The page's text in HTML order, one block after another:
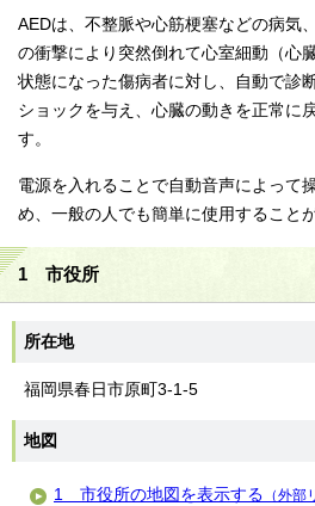
AEDは、不整脈や心筋梗塞などの病気
の衝撃により突然倒れて心室細動（心
状態になった傷病者に対し、自動で診
ショックを与え、心臓の動きを正常に
す。
電源を入れることで自動音声によって
め、一般の人でも簡単に使用すること
1 市役所
所在地
福岡県春日市原町3-1-5
地図
1 市役所の地図を表示する （外部